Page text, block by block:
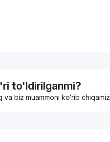
ремонт
to'ldirilganmi?
biz muammoni ko‘rib chiqamiz